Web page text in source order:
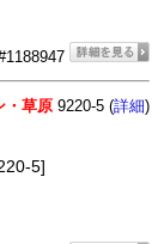
・草原 9220-5 (詳細)
5]